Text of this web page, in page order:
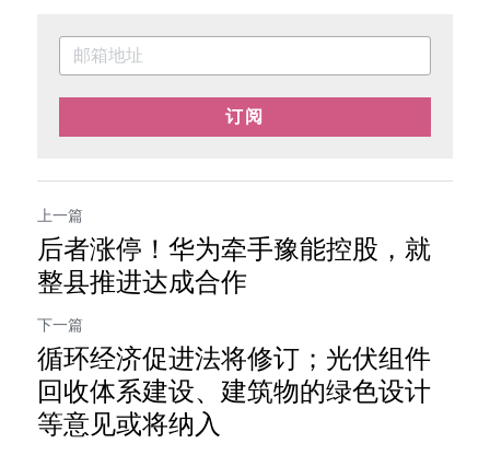
订阅
上一篇
后者涨停！华为牵手豫能控股，就
整县推进达成合作
下一篇
循环经济促进法将修订；光伏组件
回收体系建设、建筑物的绿色设计
等意见或将纳入